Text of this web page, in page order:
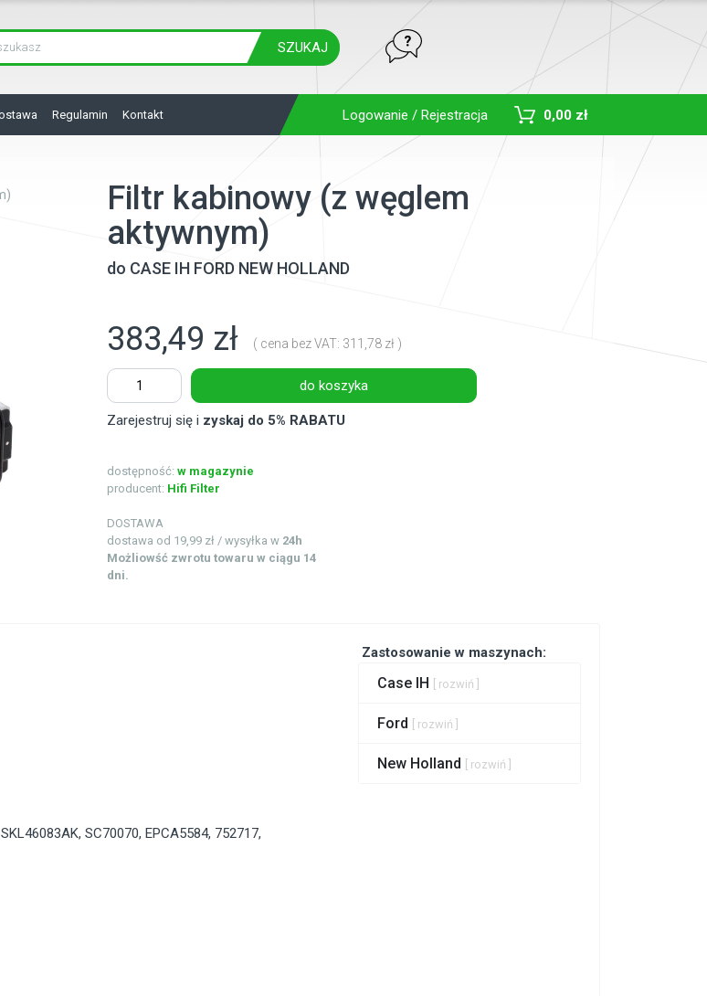
SZUKAJ
Regulamin Kontakt Logowanie / Rejestracja 0,00 zł
Filtr kabinowy (z węglem
aktywnym)
do CASE IH FORD NEW HOLLAND
383,49 zł ( cena bez VAT: 311,78 zł )
do koszyka
Zarejestruj się i zyskaj do 5% RABATU
dostępność: w magazynie
producent: Hifi Filter
DOSTAWA
dostawa od 19,99 zł / wysyłka w 24h
Możliowść zwrotu towaru w ciągu 14
dni.
SKL46083AK, SC70070, EPCA5584, 752717,
Zastosowanie w maszynach:
Case IH [ rozwiń ]
Ford [ rozwiń ]
New Holland [ rozwiń ]